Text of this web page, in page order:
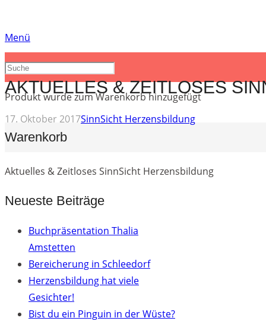
Menü
Produktwurde zum Warenkorb hinzugefügt
Warenkorb
AKTUELLES & ZEITLOSES
17. Oktober 2017SinnSicht Herzensbildung
Aktuelles & Zeitloses SinnSicht Herzensbildung
Neueste Beiträge
Buchpräsentation Thalia
Amstetten
Bereicherung in Schleedorf
Herzensbildung hat viele
Gesichter!
Bist du ein Pinguin in der Wüste?